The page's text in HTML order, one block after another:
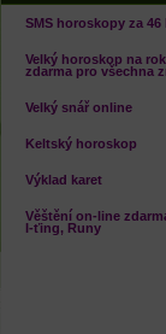
SMS horoskopy za 46
Velký horoskop na
zdarma pro všechna
Velký snář online
Keltský horoskop
Výklad karet
Věštění on-line
I-ťing, Runy